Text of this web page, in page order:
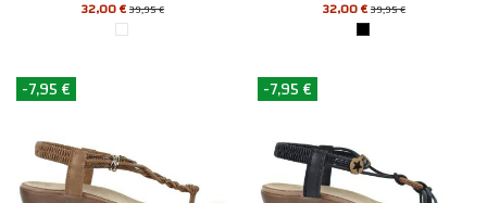
32,00 €39,95 € 32,00 €39,95 €
-7,95 € -7,95 €